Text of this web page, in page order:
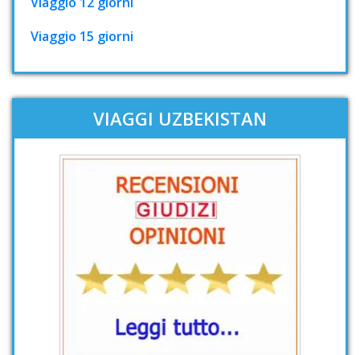
Viaggio 15 giorni
VIAGGI UZBEKISTAN